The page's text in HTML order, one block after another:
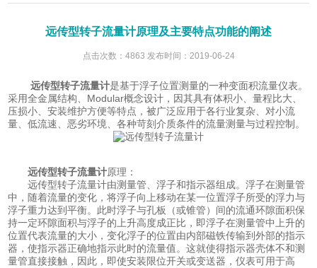
远传型转子流量计原理及主要特点功能的阐述
点击次数：4863 发布时间：2019-06-24
远传型转子流量计是基于浮子位置测量的一种变面积流量仪表。
采用全金属结构、Modular概念设计，因其具有体积小、量程比大、
压损小、安装维护方便等特点，被广泛应用于各行业复杂、对小流
量、低流速、恶劣环境、各种苛刻介质条件的流量测量与过程控制。
远传型转子流量计原理：
远传型转子流量计由测量管、浮子和指示器组成。浮子在测量管
中，随着流量的变化，将浮子向上移动在某一位置浮子所受的浮力与
浮子重力达到平衡。此时浮子与孔板（或锥管）间的流通环隙面积保
持一定环隙面积与浮子的上升高度成正比，即浮子在测量管中上升的
位置代表流量的大小，变化浮子的位置由内部磁铁传输到外部的指示
器，使指示器正确地指示此时的流量值。这就使得指示器壳体不和测
量管直接接触，因此，即使安装限位开关或变送器，仪表可用于高